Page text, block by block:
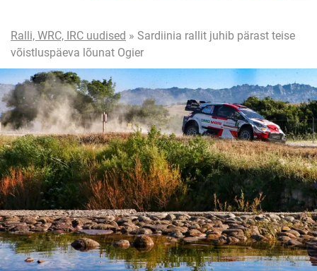
Ralli, WRC, IRC uudised » Sardiinia rallit juhib pärast teise
võistluspäeva lõunat Ogier